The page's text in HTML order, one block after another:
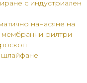
с индустриален
нанасяне на
филтри
шлайфане